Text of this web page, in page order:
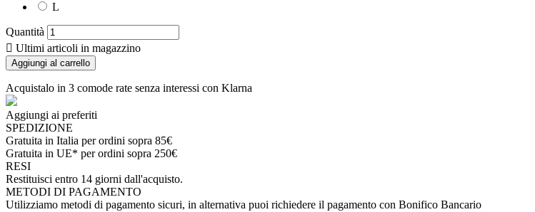
L
Quantità
 Ultimi articoli in magazzino
Aggiungi al carrello
Acquistalo in 3 comode rate senza interessi con Klarna
Aggiungi ai preferiti
SPEDIZIONE
Gratuita in Italia per ordini sopra 85€
Gratuita in UE* per ordini sopra 250€
RESI
Restituisci entro 14 giorni dall'acquisto.
METODI DI PAGAMENTO
Utilizziamo metodi di pagamento sicuri, in alternativa puoi richiedere il pagamento con Bonifico Bancario